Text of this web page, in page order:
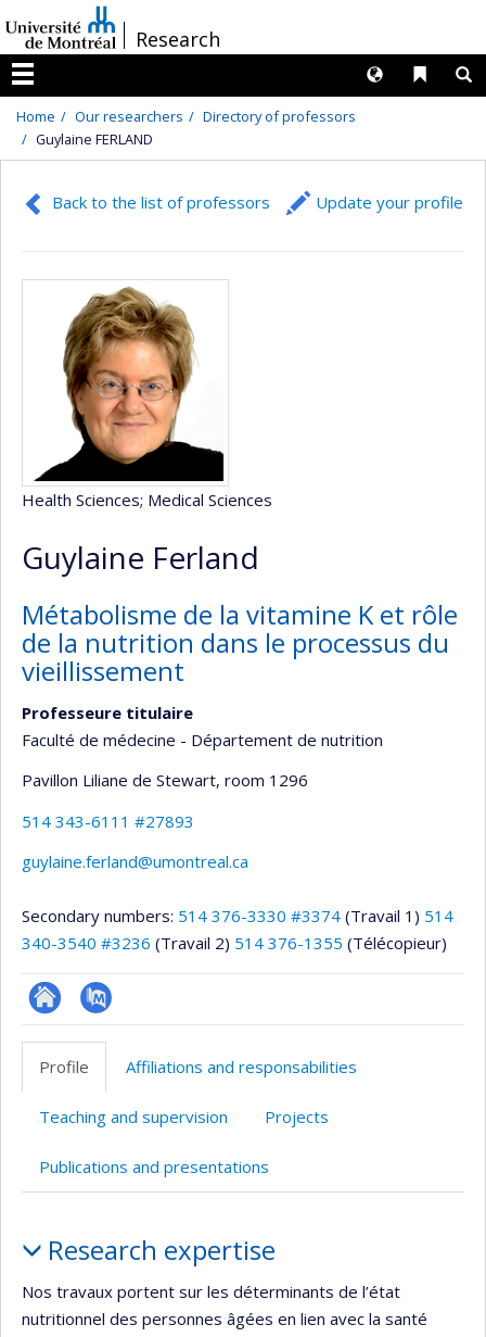
au
contenu
/Research
Menu
Liens
Langues
Home Our researchers
Directory of professors
Guylaine FERLAND
Back to the list of professors Update your profile
Health Sciences; Medical Sciences
Guylaine Ferland
Métabolisme de la vitamine K et rôle
de la nutrition dans le processus du
vieillissement
Professeure titulaire
Faculté de médecine - Département de nutrition
Pavillon Liliane de Stewart, room 1296
514 343-6111 #27893
guylaine.ferland@umontreal.ca
Secondary numbers: 514 376-3330 #3374 (Travail 1) 514
340-3540 #3236 (Travail 2) 514 376-1355 (Télécopieur)
Site
l’unité
recherche
PubMed
Profile
Affiliations and responsabilities
Teaching and supervision Projects
Publications and presentations
Research expertise
Nos travaux portent sur les déterminants de l’état
nutritionnel des personnes âgées en lien avec la santé